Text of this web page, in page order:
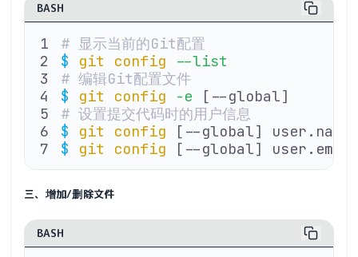
BASH
# 显示当前的Git配置
$ git config --list
# 编辑Git配置文件
$ git config -e [--global]
# 设置提交代码时的用户信息
$ git config [--global]
$ git config [--global]
三、增加/删除文件
BASH